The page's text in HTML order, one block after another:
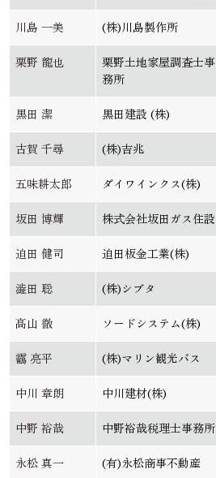
川島 一美 (株)川島製作所
栗野 龍也
栗野土地家屋調査士事
務所
黒田 潔 黒田建設 (株)
古賀 千尋 (株)吉兆
五味耕太郎 ダイワインクス(株)
坂田 博輝 株式会社坂田ガス住設
迫田 健司 迫田板金工業(株)
澁田 聡 (株)シブタ
髙山 徹 ソードシステム(株)
靏 亮平 (株)マリン観光バス
中川 章朗 中川建材(株)
中野 裕哉 中野裕哉税理士事務所
永松 真一 (有)永松商事不動産